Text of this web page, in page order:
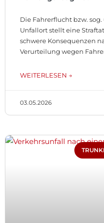
Die Fahrerflucht bzw.
Unfallort stellt eine
schwere Konsequenzen
Verurteilung wegen
WEITERLESEN →
03.05.2026